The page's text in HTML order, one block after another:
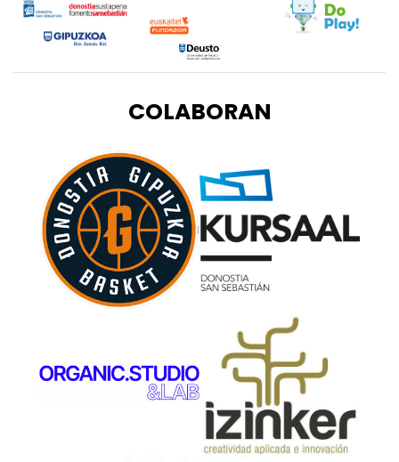
COLABORAN